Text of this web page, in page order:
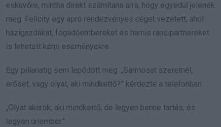
esküvőre, mintha direkt számítana arra, hogy egyedül jelenek
meg. Felicity egy apró rendezvényes céget vezetett, ahol
házigazdákat, fogadóembereket és hamis randipartnereket
is lehetett kérni eseményekre.
Egy pillanatig sem lepődött meg. „Sármosat szeretnél,
erőset, vagy olyat, aki mindkettő?” kérdezte a telefonban.
„Olyat akarok, aki mindkettő, de legyen benne tartás, és
legyen úriember.”